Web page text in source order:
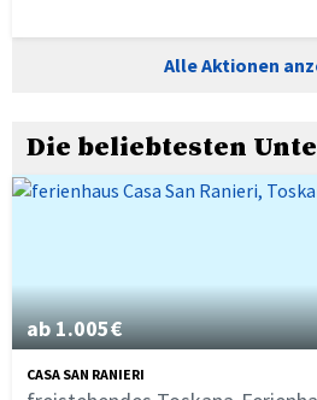
Alle Aktionen
Die beliebtesten
ab 1.005€
CASA SAN RANIERI